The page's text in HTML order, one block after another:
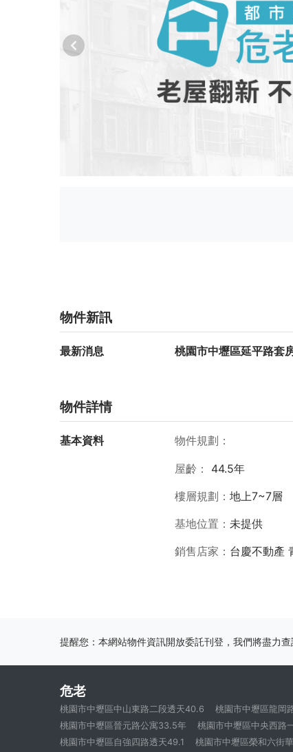
物件新訊
最新消息 桃園市中壢區延平路套
物件詳情
基本資料 物件規劃
屋齡 44.5年
樓層規劃
地上7~7層
基地位置
未提供
銷售店家
台慶不動產
提醒您：本網站物件資訊開放委託刊登，我們將盡力
危老
桃園市中壢區中山東路二段透天40.6 桃園市中壢區龍岡
桃園市中壢區晉元路公寓33.5年
桃園市中壢區中央西路
桃園市中壢區自強四路透天49.1
桃園市中壢區榮和六街